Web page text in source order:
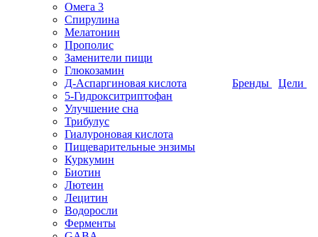
Омега 3
Спирулина
Мелатонин
Прополис
Заменители пищи
Глюкозамин
Д-Аспаргиновая кислота
5-Гидрокситриптофан
Улучшение сна
Трибулус
Гиалуроновая кислота
Пищеварительные энзимы
Куркумин
Биотин
Лютеин
Лецитин
Водоросли
Ферменты
Бренды Цели